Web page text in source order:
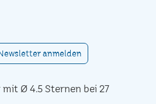
anmelden
Ø 4.5 Sternen bei 27